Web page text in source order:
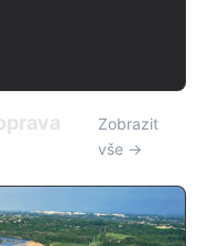
Zobrazit
vše →